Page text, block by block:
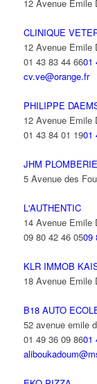
12 Avenue Emile
CLINIQUE
12 Avenue Emile
01 43 83 44 6601
cv.ve@orange.fr
PHILIPPE
12 Avenue Emile
01 43 84 01 1901
JHM PLOMBERIE
5 Avenue des
L'AUTHENTIC
14 Avenue Emile
09 80 42 46 0509
KLR IMMOB
18 Avenue Emile
B18 AUTO
52 avenue emile
01 49 36 09 8601